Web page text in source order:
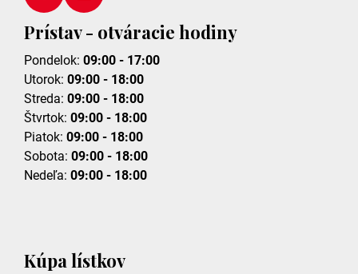
Prístav - otváracie hodiny
Pondelok: 09:00 - 17:00
Utorok: 09:00 - 18:00
Streda: 09:00 - 18:00
Štvrtok: 09:00 - 18:00
Piatok: 09:00 - 18:00
Sobota: 09:00 - 18:00
Nedeľa: 09:00 - 18:00
Kúpa lístkov